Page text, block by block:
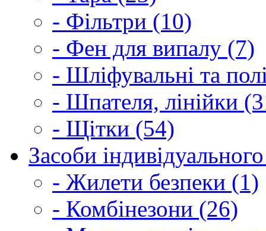
- Фільтри (10)
- Фен для випалу (7)
- Шліфувальні та
- Шпателя, лінійки
- Щітки (54)
Засоби
- Жилети безпеки (1)
- Комбінезони (26)